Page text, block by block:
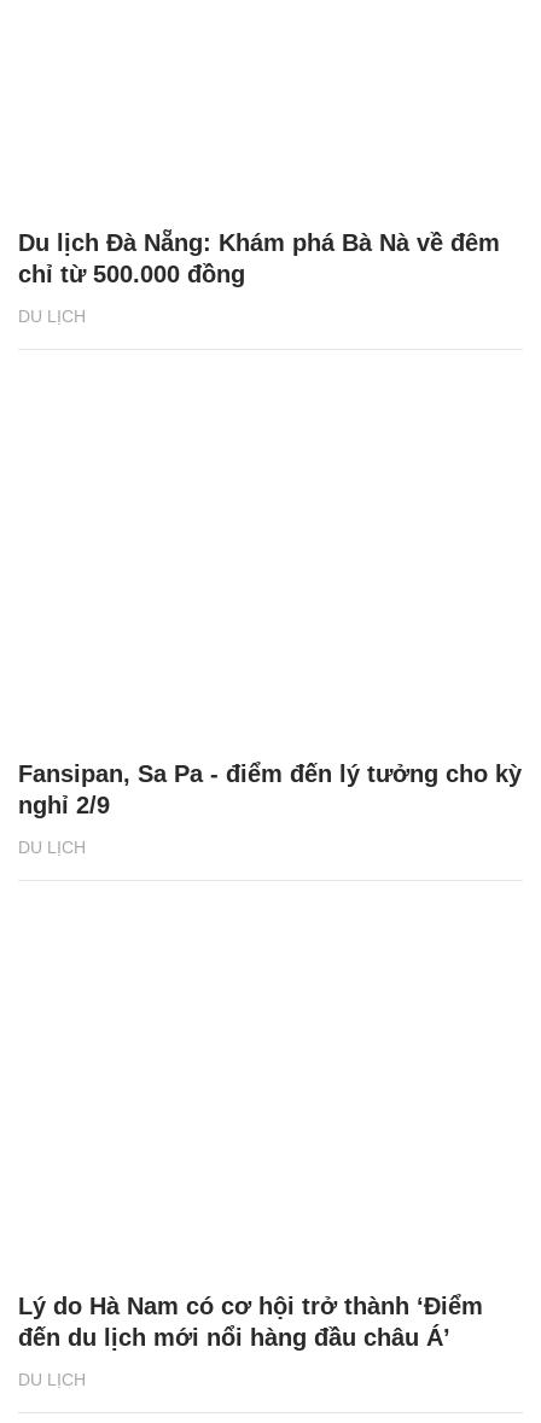
DU LỊCH
Du lịch Đà Nẵng: Khám phá Bà Nà về đêm
chỉ từ 500.000 đồng
DU LỊCH
Fansipan, Sa Pa - điểm đến lý tưởng cho kỳ
nghỉ 2/9
DU LỊCH
Lý do Hà Nam có cơ hội trở thành ‘Điểm
đến du lịch mới nổi hàng đầu châu Á’